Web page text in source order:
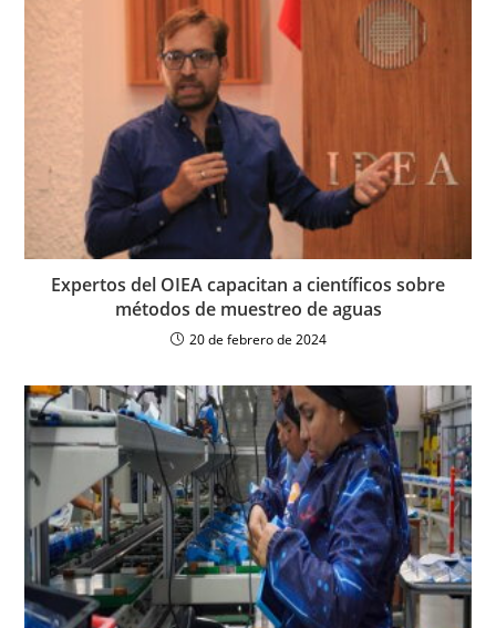
Expertos del OIEA capacitan a científicos sobre
métodos de muestreo de aguas
20 de febrero de 2024